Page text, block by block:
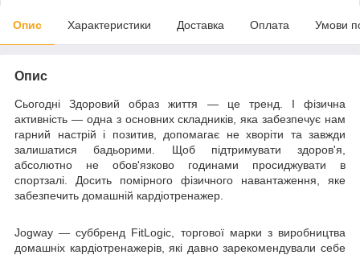
Опис Характеристики Доставка Оплата Умови
Опис
Сьогодні Здоровий образ життя — це тренд. І фізична
активність — одна з основних складників, яка забезпечує нам
гарний настрій і позитив, допомагає не хворіти та завжди
залишатися бадьорими. Щоб підтримувати здоров'я,
абсолютно не обов'язково годинами просиджувати в
спортзалі. Досить помірного фізичного навантаження, яке
забезпечить домашній кардіотренажер.
Jogway — суббренд FitLogic, торгової марки з виробництва
домашніх кардіотренажерів, які давно зарекомендували себе